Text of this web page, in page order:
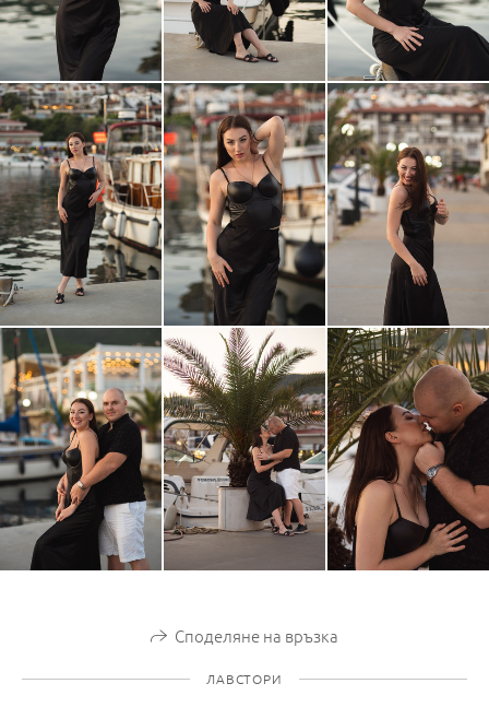
Споделяне на връзка
ЛАВСТОРИ